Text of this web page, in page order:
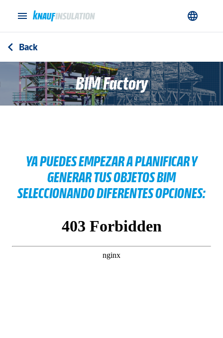
menu language
arrow_back_ios Back
BIM Factory
YA PUEDES EMPEZAR A PLANIFICAR Y
GENERAR TUS OBJETOS BIM
SELECCIONANDO DIFERENTES OPCIONES: